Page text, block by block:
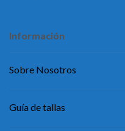
Información
Sobre Nosotros
Guía de tallas